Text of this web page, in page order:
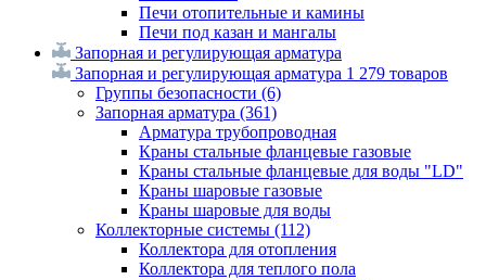
Печи отопительные и камины
Печи под казан и мангалы
Запорная и регулирующая арматура
Запорная и регулирующая арматура 1 279 товаров
Группы безопасности (6)
Запорная арматура (361)
Арматура трубопроводная
Краны стальные фланцевые газовые
Краны стальные фланцевые для воды "LD"
Краны шаровые газовые
Краны шаровые для воды
Коллекторные системы (112)
Коллектора для отопления
Коллектора для теплого пола